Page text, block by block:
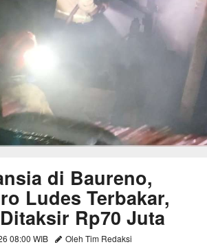
di Baureno,
Ludes Terbakar,
Rp70 Juta
08:00 WIB Oleh Tim Redaksi